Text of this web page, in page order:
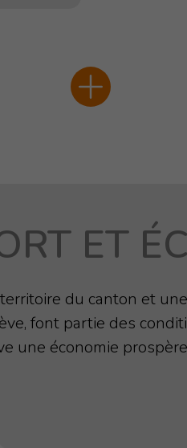
ET
du canton et
font partie des
une économie